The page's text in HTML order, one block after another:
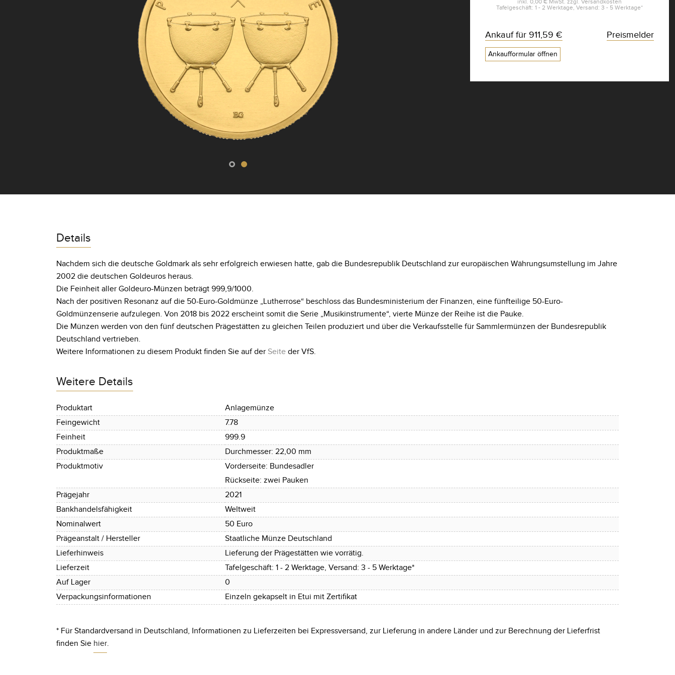
inkl. 0,00 € MwSt. zzgl. Versandkosten
Tafelgeschäft: 1 - 2 Werktage, Versand: 3 - 5 Werktage*
Ankauf für 911,59 €
Ankaufformular öffnen
Preismelder
Details
Nachdem sich die deutsche Goldmark als sehr erfolgreich erwiesen hatte, gab die Bundesrepublik Deutschland zur europäischen Währungsumstellung im Jahre
2002 die deutschen Goldeuros heraus.
Die Feinheit aller Goldeuro-Münzen beträgt 999,9/1000.
Nach der positiven Resonanz auf die 50-Euro-Goldmünze „Lutherrose“ beschloss das Bundesministerium der Finanzen, eine fünfteilige 50-Euro-
Goldmünzenserie aufzulegen. Von 2018 bis 2022 erscheint somit die Serie „Musikinstrumente“, vierte Münze der Reihe ist die Pauke.
Die Münzen werden von den fünf deutschen Prägestätten zu gleichen Teilen produziert und über die Verkaufsstelle für Sammlermünzen der Bundesrepublik
Deutschland vertrieben.
Weitere Informationen zu diesem Produkt finden Sie auf der Seite der VfS.
Weitere Details
Produktart
Anlagemünze
Feingewicht
7.78
Feinheit
999.9
Produktmaße
Durchmesser: 22,00 mm
Produktmotiv
Vorderseite: Bundesadler
Rückseite: zwei Pauken
Prägejahr
2021
Bankhandelsfähigkeit
Weltweit
Nominalwert
50 Euro
Prägeanstalt / Hersteller
Staatliche Münze Deutschland
Lieferhinweis
Lieferung der Prägestätten wie vorrätig.
Lieferzeit
Tafelgeschäft: 1 - 2 Werktage, Versand: 3 - 5 Werktage*
Auf Lager
0
Verpackungsinformationen
Einzeln gekapselt in Etui mit Zertifikat
* Für Standardversand in Deutschland, Informationen zu Lieferzeiten bei Expressversand, zur Lieferung in andere Länder und zur Berechnung der Lieferfrist
finden Sie hier.